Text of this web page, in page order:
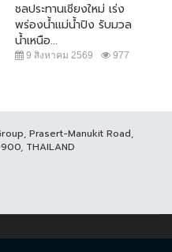
ชลประทานเชียงใหม่ เร่ง
พร่องน้ำแม่น้ำปิง รับมวล
น้ำเหนือ...
9 สิงหาคม 2569 977
Prasert-Manukit Road,
THAILAND
ALL RIGHT RESERVED.